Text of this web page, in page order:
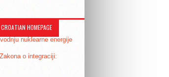
HOMEPAGE
nuklearne energije
o integraciji: